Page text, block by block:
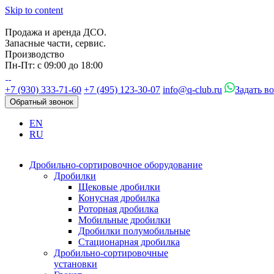
Skip to content
Продажа и аренда ДСО.
Запасные части, сервис.
Производство
Пн-Пт: с 09:00 до 18:00
+7 (930) 333-71-60 +7 (495) 123-30-07 info@q-club.ru Задать
Обратный звонок
EN
RU
Дробильно-сортировочное оборудование
Дробилки
Щековые дробилки
Конусная дробилка
Роторная дробилка
Мобильные дробилки
Дробилки полумобильные
Стационарная дробилка
Дробильно-сортировочные
установки